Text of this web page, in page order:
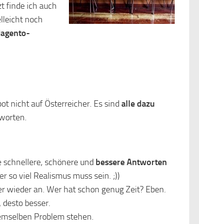
finde ich auch
noch
nicht auf Österreicher. Es sind alle dazu
schönere und bessere Antworten
so viel Realismus muss sein. ;))
wieder an. Wer hat schon genug Zeit? Eben.
besser.
Problem stehen.